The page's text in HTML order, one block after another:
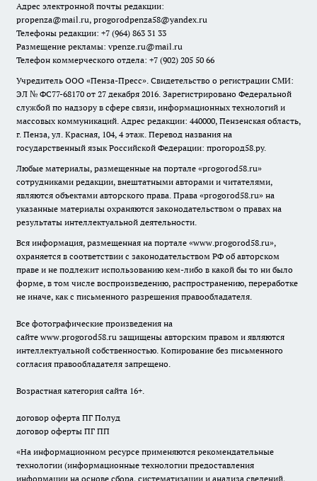
Адрес электронной почты редакции:
propenza@mail.ru, progorodpenza58@yandex.ru
Телефоны редакции: +7 (964) 863 31 33
Размещение рекламы: vpenze.ru@mail.ru
Телефон коммерческого отдела: +7 (902) 205 50 66
Учредитель ООО «Пенза-Пресс». Свидетельство о регистрации СМИ:
ЭЛ № ФС77-68170 от 27 декабря 2016. Зарегистрировано Федеральной
службой по надзору в сфере связи, информационных технологий и
массовых коммуникаций. Адрес редакции: 440000, Пензенская область,
г. Пенза, ул. Красная, 104, 4 этаж. Перевод названия на
государственный язык Российской Федерации: прогород58.ру.
Любые материалы, размещенные на портале «progorod58.ru»
сотрудниками редакции, внештатными авторами и читателями,
являются объектами авторского права. Права «progorod58.ru» на
указанные материалы охраняются законодательством о правах на
результаты интеллектуальной деятельности.
Вся информация, размещенная на портале «www.progorod58.ru»,
охраняется в соответствии с законодательством РФ об авторском
праве и не подлежит использованию кем-либо в какой бы то ни было
форме, в том числе воспроизведению, распространению, переработке
не иначе, как с письменного разрешения правообладателя.
Все фотографические произведения на
сайте www.progorod58.ru защищены авторским правом и являются
интеллектуальной собственностью. Копирование без письменного
согласия правообладателя запрещено.
Возрастная категория сайта 16+.
договор оферта ПГ Полуд
договор оферты ПГ ПП
«На информационном ресурсе применяются рекомендательные
технологии (информационные технологии предоставления
информации на основе сбора, систематизации и анализа сведений,